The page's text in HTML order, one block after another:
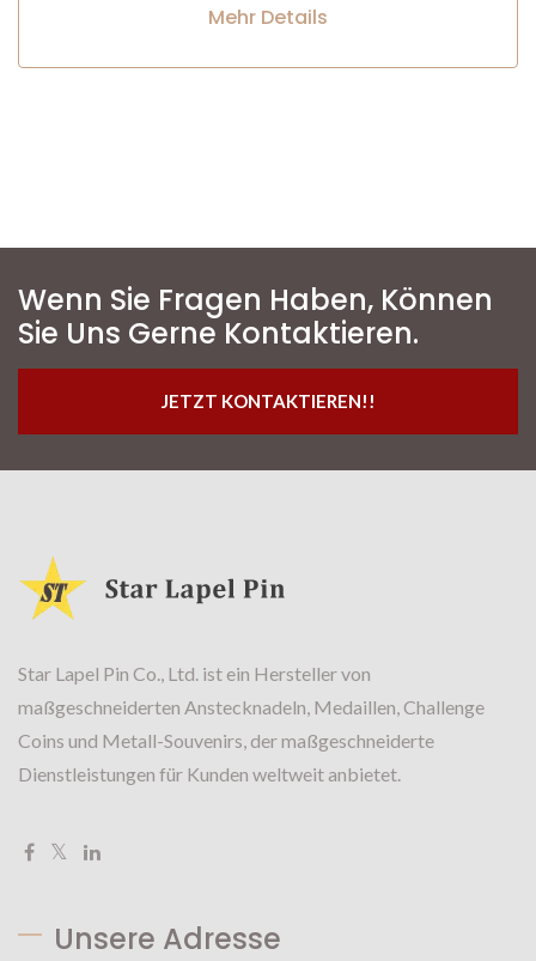
Mehr Details
Wenn Sie Fragen Haben, Können
Sie Uns Gerne Kontaktieren.
JETZT KONTAKTIEREN!!
Star Lapel Pin Co., Ltd. ist ein Hersteller von
maßgeschneiderten Anstecknadeln, Medaillen, Challenge
Coins und Metall-Souvenirs, der maßgeschneiderte
Dienstleistungen für Kunden weltweit anbietet.
Unsere Adresse